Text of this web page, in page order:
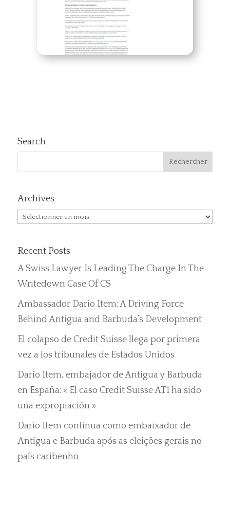
Search
Archives
Archives
Recent Posts
A Swiss Lawyer Is Leading The Charge In The
Writedown Case Of CS
Ambassador Dario Item: A Driving Force
Behind Antigua and Barbuda’s Development
El colapso de Credit Suisse llega por primera
vez a los tribunales de Estados Unidos
Darío Item, embajador de Antigua y Barbuda
en España: « El caso Credit Suisse AT1 ha sido
una expropiación »
Dario Item continua como embaixador de
Antígua e Barbuda após as eleições gerais no
país caribenho